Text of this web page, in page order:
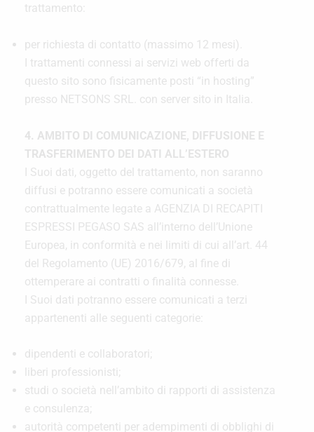
trattamento:
per richiesta di contatto (massimo 12 mesi).
I trattamenti connessi ai servizi web offerti da
questo sito sono fisicamente posti “in hosting”
presso NETSONS SRL. con server sito in Italia.
4. AMBITO DI COMUNICAZIONE, DIFFUSIONE E
TRASFERIMENTO DEI DATI ALL’ESTERO
I Suoi dati, oggetto del trattamento, non saranno
diffusi e potranno essere comunicati a società
contrattualmente legate a AGENZIA DI RECAPITI
ESPRESSI PEGASO SAS all’interno dell’Unione
Europea, in conformità e nei limiti di cui all’art. 44
del Regolamento (UE) 2016/679, al fine di
ottemperare ai contratti o finalità connesse.
I Suoi dati potranno essere comunicati a terzi
appartenenti alle seguenti categorie:
dipendenti e collaboratori;
liberi professionisti;
studi o società nell’ambito di rapporti di assistenza
e consulenza;
autorità competenti per adempimenti di obblighi di